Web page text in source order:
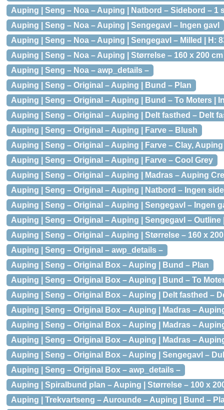
Auping | Seng – Noa – Auping | Natbord – Sidebord – 1
Auping | Seng – Noa – Auping | Sengegavl – Ingen gavl
Auping | Seng – Noa – Auping | Sengegavl – Milled | H:
Auping | Seng – Noa – Auping | Størrelse – 160 x 200 cm
Auping | Seng – Noa – awp_details –
Auping | Seng – Original – Auping | Bund – Plan
Auping | Seng – Original – Auping | Bund – To Moters |
Auping | Seng – Original – Auping | Delt fasthed – Delt
Auping | Seng – Original – Auping | Farve – Blush
Auping | Seng – Original – Auping | Farve – Clay,
Auping | Seng – Original – Auping | Farve – Cool Grey
Auping | Seng – Original – Auping | Madras – Auping
Auping | Seng – Original – Auping | Natbord – Ingen
Auping | Seng – Original – Auping | Sengegavl – Ingen
Auping | Seng – Original – Auping | Sengegavl – Outline
Auping | Seng – Original – Auping | Størrelse – 160 x
Auping | Seng – Original – awp_details –
Auping | Seng – Original Box – Auping | Bund – Plan
Auping | Seng – Original Box – Auping | Bund – To
Auping | Seng – Original Box – Auping | Delt fasthed –
Auping | Seng – Original Box – Auping | Madras –
Auping | Seng – Original Box – Auping | Madras –
Auping | Seng – Original Box – Auping | Madras –
Auping | Seng – Original Box – Auping | Sengegavl –
Auping | Seng – Original Box – awp_details –
Auping | Spiralbund plan – Auping | Størrelse – 100 x
Auping | Trekvartseng – Aurounde – Auping | Bund –